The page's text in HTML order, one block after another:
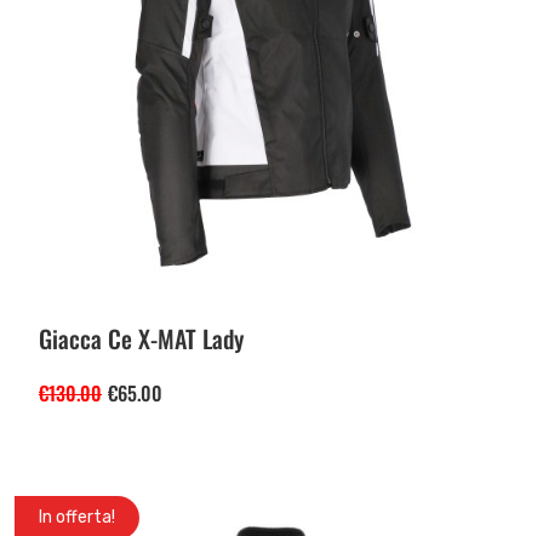
Giacca Ce X-MAT Lady
€130.00 €65.00
In offerta!